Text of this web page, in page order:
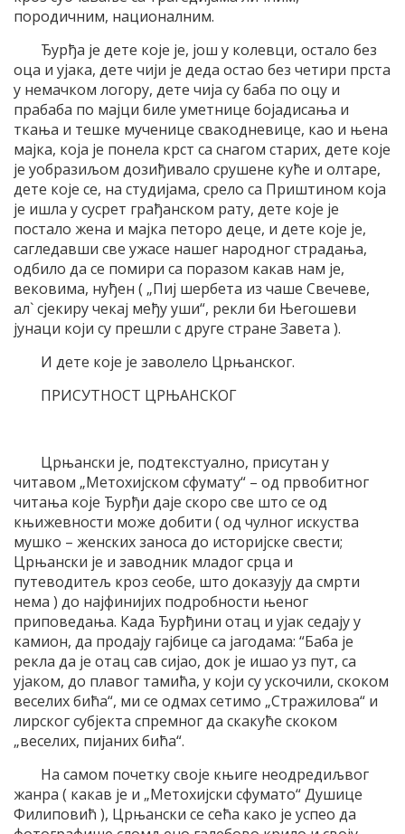
породичним, националним.
Ђурђа је дете које је, још у колевци, остало без
оца и ујака, дете чији је деда остао без четири прста
у немачком логору, дете чија су баба по оцу и
прабаба по мајци биле уметнице бојадисања и
ткања и тешке мученице свакодневице, као и њена
мајка, која је понела крст са снагом старих, дете које
је уобразиљом дозиђивало срушене куће и олтаре,
дете које се, на студијама, срело са Приштином која
је ишла у сусрет грађанском рату, дете које је
постало жена и мајка петоро деце, и дете које је,
сагледавши све ужасе нашег народног страдања,
одбило да се помири са поразом какав нам је,
вековима, нуђен ( „Пиј шербета из чаше Свечеве,
ал` сјекиру чекај међу уши“, рекли би Његошеви
јунаци који су прешли с друге стране Завета ).
И дете које је заволело Црњанског.
ПРИСУТНОСТ ЦРЊАНСКОГ
Црњански је, подтекстуално, присутан у
читавом „Метохијском сфумату“ – од првобитног
читања које Ђурђи даје скоро све што се од
књижевности може добити ( од чулног искуства
мушко – женских заноса до историјске свести;
Црњански је и заводник младог срца и
путеводитељ кроз сеобе, што доказују да смрти
нема ) до најфинијих подробности њеног
приповедања. Када Ђурђини отац и ујак седају у
камион, да продају гајбице са јагодама: “Баба је
рекла да је отац сав сијао, док је ишао уз пут, са
ујаком, до плавог тамића, у који су ускочили, скоком
веселих бића“, ми се одмах сетимо „Стражилова“ и
лирског субјекта спремног да скакуће скоком
„веселих, пијаних бића“.
На самом почетку своје књиге неодредиљвог
жанра ( какав је и „Метохијски сфумато“ Душице
Филиповић ), Црњански се сећа како је успео да